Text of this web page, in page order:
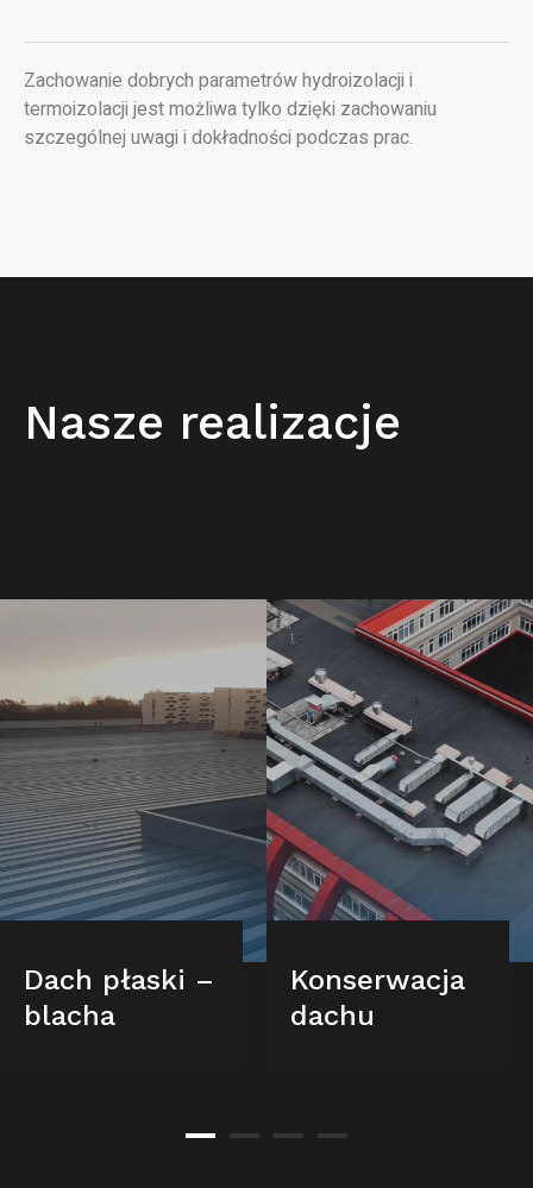
Zachowanie dobrych parametrów hydroizolacji i
termoizolacji jest możliwa tylko dzięki zachowaniu
szczególnej uwagi i dokładności podczas prac.
Nasze realizacje
Dach płaski –
blacha
Konserwacja
dachu